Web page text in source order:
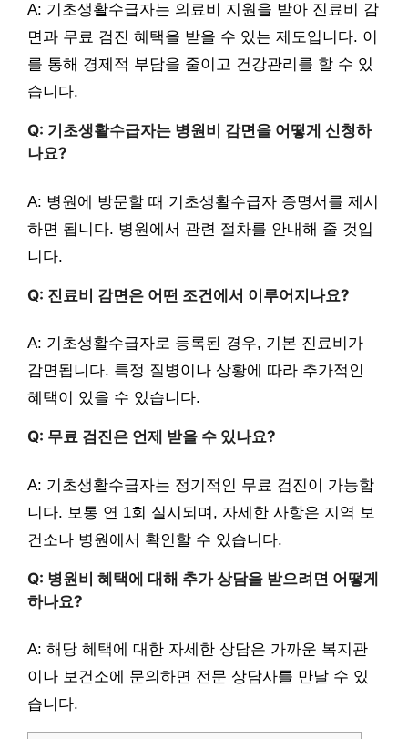
A: 기초생활수급자는 의료비 지원을 받아 진료비 감
면과 무료 검진 혜택을 받을 수 있는 제도입니다. 이
를 통해 경제적 부담을 줄이고 건강관리를 할 수 있
습니다.
Q: 기초생활수급자는 병원비 감면을 어떻게 신청하
나요?
A: 병원에 방문할 때 기초생활수급자 증명서를 제시
하면 됩니다. 병원에서 관련 절차를 안내해 줄 것입
니다.
Q: 진료비 감면은 어떤 조건에서 이루어지나요?
A: 기초생활수급자로 등록된 경우, 기본 진료비가
감면됩니다. 특정 질병이나 상황에 따라 추가적인
혜택이 있을 수 있습니다.
Q: 무료 검진은 언제 받을 수 있나요?
A: 기초생활수급자는 정기적인 무료 검진이 가능합
니다. 보통 연 1회 실시되며, 자세한 사항은 지역 보
건소나 병원에서 확인할 수 있습니다.
Q: 병원비 혜택에 대해 추가 상담을 받으려면 어떻게
하나요?
A: 해당 혜택에 대한 자세한 상담은 가까운 복지관
이나 보건소에 문의하면 전문 상담사를 만날 수 있
습니다.